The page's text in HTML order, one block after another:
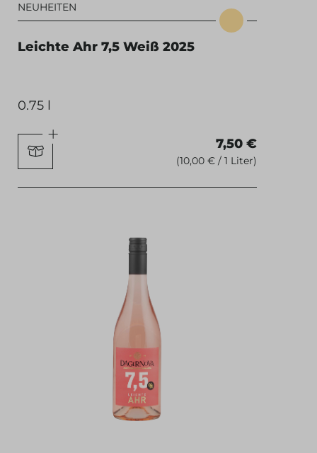
NEUHEITEN
Leichte Ahr 7,5 Weiß 2025
0.75 l
7,50 €
(10,00 € / 1 Liter)